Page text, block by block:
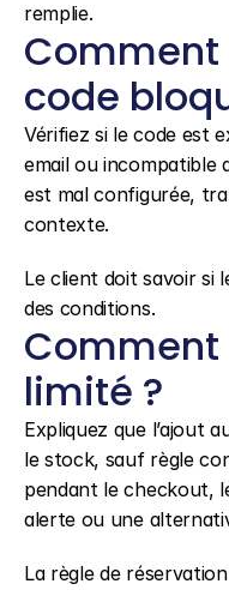
remplie.
Comment
code
Vérifiez si le code est
email ou incompatible
est mal configurée,
contexte.
Le client doit savoir si
des conditions.
Comment
limité ?
Expliquez que l’ajout
le stock, sauf règle
pendant le checkout,
alerte ou une
La règle de